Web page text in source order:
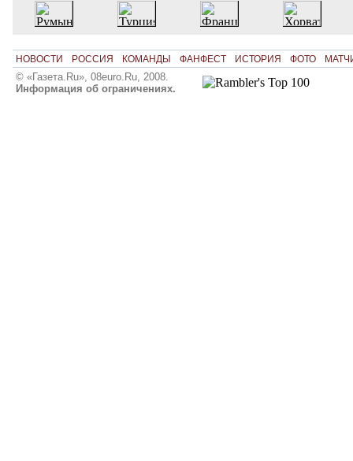
НОВОСТИ РОССИЯ КОМАНДЫ ФАНФЕСТ ИСТОРИЯ ФОТО
© «Газета.Ru», 08euro.Ru, 2008.
Информация об ограничениях.